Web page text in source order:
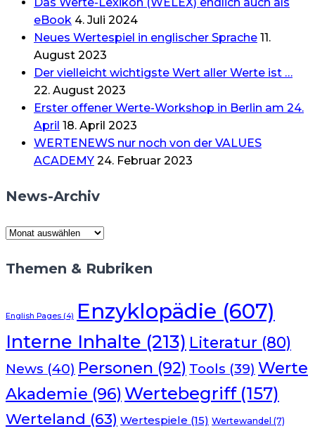
eBook 4. Juli 2024
Neues Wertespiel in englischer Sprache 11.
August 2023
Der vielleicht wichtigste Wert aller Werte ist …
22. August 2023
Erster offener Werte-Workshop in Berlin am 24.
April 18. April 2023
WERTENEWS nur noch von der VALUES
ACADEMY 24. Februar 2023
News-Archiv
News-
Themen & Rubriken
English Pages (4) Enzyklopädie (607)
Interne Inhalte (213) Literatur (80)
News (40) Personen (92) Tools (39) Werte
Akademie (96) Wertebegriff(157)
Werteland (63) Wertespiele (15) Wertewandel (7)